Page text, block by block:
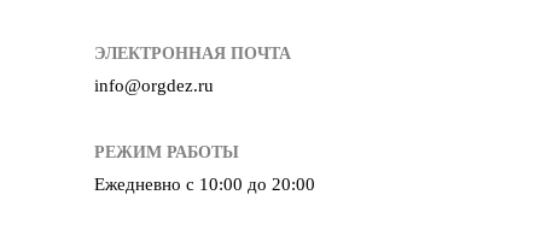
ЭЛЕКТРОННАЯ ПОЧТА
info@orgdez.ru
РЕЖИМ РАБОТЫ
Ежедневно с 10:00 до 20:00